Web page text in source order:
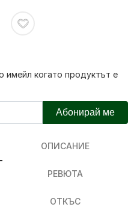
имейл когато продуктът е
Абонирай ме
ОПИСАНИЕ
РЕВЮТА
ОТКЪС